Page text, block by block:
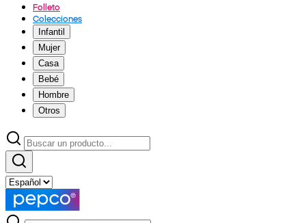
Folleto
Colecciones
Infantil
Mujer
Casa
Bebé
Hombre
Otros